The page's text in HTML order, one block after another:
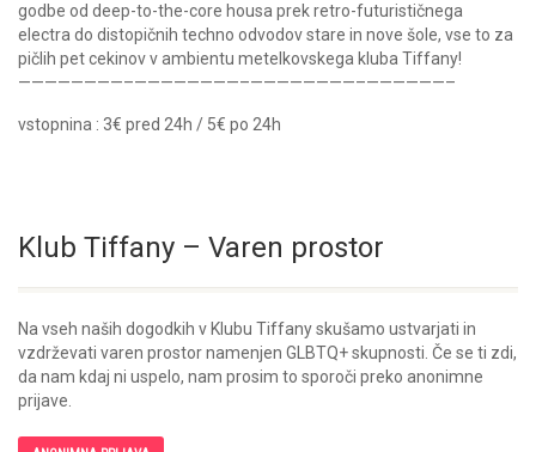
godbe od deep-to-the-core housa prek retro-futurističnega
electra do distopičnih techno odvodov stare in nove šole, vse to za
pičlih pet cekinov v ambientu metelkovskega kluba Tiffany!
————————–————————–————————–——————–
vstopnina : 3€ pred 24h / 5€ po 24h
Klub Tiffany – Varen prostor
Na vseh naših dogodkih v Klubu Tiffany skušamo ustvarjati in
vzdrževati varen prostor namenjen GLBTQ+ skupnosti. Če se ti zdi,
da nam kdaj ni uspelo, nam prosim to sporoči preko anonimne
prijave.